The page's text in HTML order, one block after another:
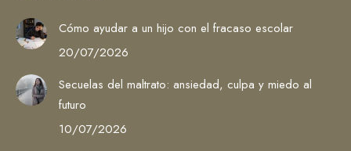
Cómo ayudar a un hijo con el fracaso escolar
20/07/2026
Secuelas del maltrato: ansiedad, culpa y miedo al
futuro
10/07/2026